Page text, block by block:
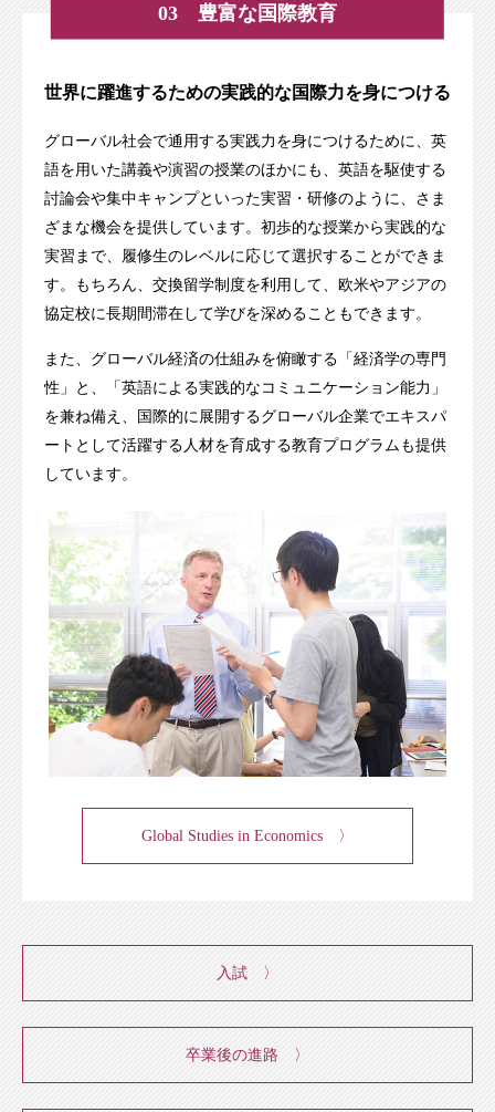
03 豊富な国際教育
世界に躍進するための実践的な国際力を身につける
グローバル社会で通用する実践力を身につけるために、英
語を用いた講義や演習の授業のほかにも、英語を駆使する
討論会や集中キャンプといった実習・研修のように、さま
ざまな機会を提供しています。初歩的な授業から実践的な
実習まで、履修生のレベルに応じて選択することができま
す。もちろん、交換留学制度を利用して、欧米やアジアの
協定校に長期間滞在して学びを深めることもできます。
また、グローバル経済の仕組みを俯瞰する「経済学の専門
性」と、「英語による実践的なコミュニケーション能力」
を兼ね備え、国際的に展開するグローバル企業でエキスパ
ートとして活躍する人材を育成する教育プログラムも提供
しています。
Global Studies in Economics 〉
入試 〉
卒業後の進路 〉